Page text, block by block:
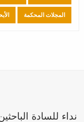
المجلات المحكمة
نداء للسادة